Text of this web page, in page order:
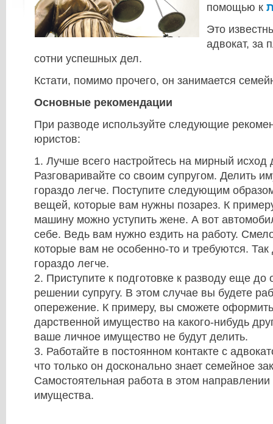
помощью к
Это
адвокат, за
сотни успешных дел.
Кстати, помимо прочего, он занимается
Основные рекомендации
При разводе используйте следующие
юристов:
1. Лучше всего настройтесь на мирный исход
Разговаривайте со своим супругом. Делить
гораздо легче. Поступите следующим
вещей, которые вам нужны позарез. К
машину можно уступить жене. А вот
себе. Ведь вам нужно ездить на работу.
которые вам не особенно-то и требуются. Так
гораздо легче.
2. Приступите к подготовке к разводу еще
решении супругу. В этом случае вы будете
опережение. К примеру, вы сможете
дарственной имущество на какого-нибудь
ваше личное имущество не будут делить.
3. Работайте в постоянном контакте с
что только он досконально знает семейное
Самостоятельная работа в этом направлении
имущества.